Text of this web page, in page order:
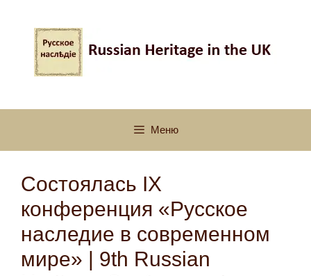
содержимому
Меню
Состоялась IX
конференция «Русское
наследие в современном
мире» | 9th Russian